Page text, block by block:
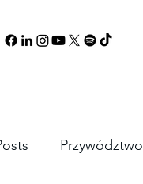
Przywództwo